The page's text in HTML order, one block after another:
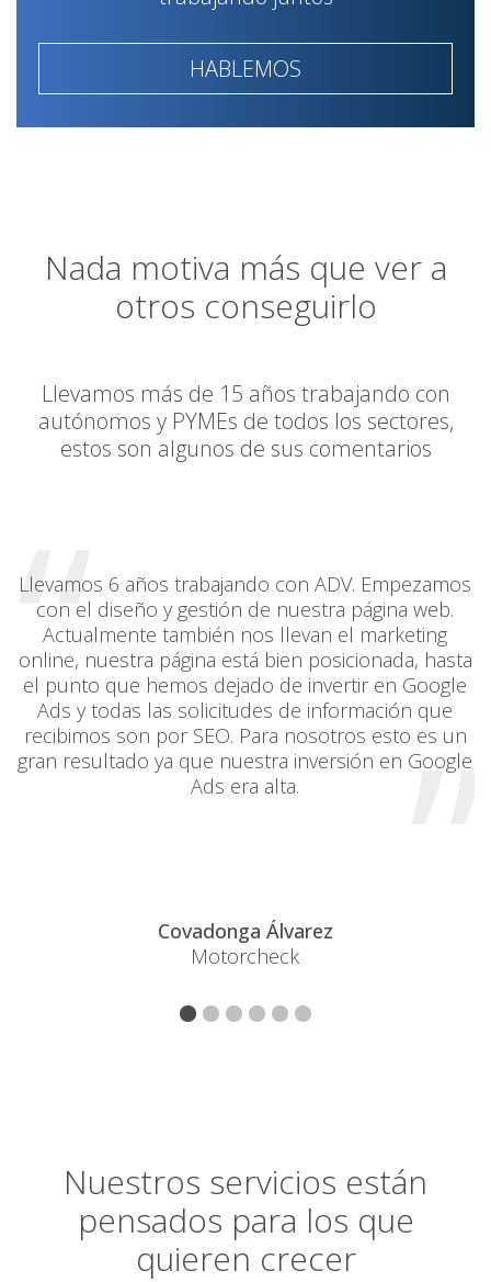
HABLEMOS
Nada motiva más que ver a
otros conseguirlo
Llevamos más de 15 años trabajando con
autónomos y PYMEs de todos los sectores,
estos son algunos de sus comentarios
“
Llevamos 6 años trabajando con ADV. Empezamos
con el diseño y gestión de nuestra página web.
Actualmente también nos llevan el marketing
online, nuestra página está bien posicionada, hasta
el punto que hemos dejado de invertir en Google
Ads y todas las solicitudes de información que
recibimos son por SEO. Para nosotros esto es un
gran resultado ya que nuestra inversión en Google
Ads era alta.
”
Covadonga Álvarez
Motorcheck
Nuestros servicios están
pensados para los que
quieren crecer